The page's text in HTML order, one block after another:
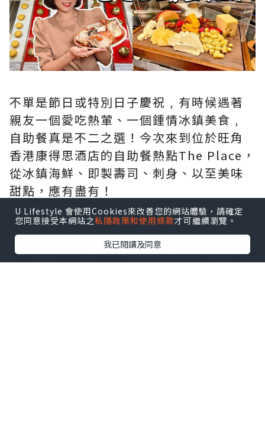
不單是節日或特別日子慶祝﹐有時候遇著
親友一個愛吃熱葷、一個鍾情冰鎮美食﹐
自助餐真是不二之選！今次來到位於旺角
香港康得思酒店的自助餐熱點The Place ，
從冰鎮海鮮、即製壽司、刺身、以至美味
甜點，應有盡有！
點擊圖片放大
U Lifestyle 會使用Cookies來改善您的網站體驗，請確定
您同意接受本網站之私隱政策和使用條款才可繼續瀏覽。
我已閱讀及同意